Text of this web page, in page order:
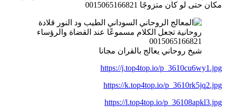
مكان حتى لو كان متزوجًا 0015065166821
شيخ روحاني يعالج بالقران مجانا
https://j.top4top.io/p_3610cu6wy1.jpg
https://k.top4top.io/p_3610rk5jq2.jpg
https://l.top4top.io/p_36108apkl3.jpg